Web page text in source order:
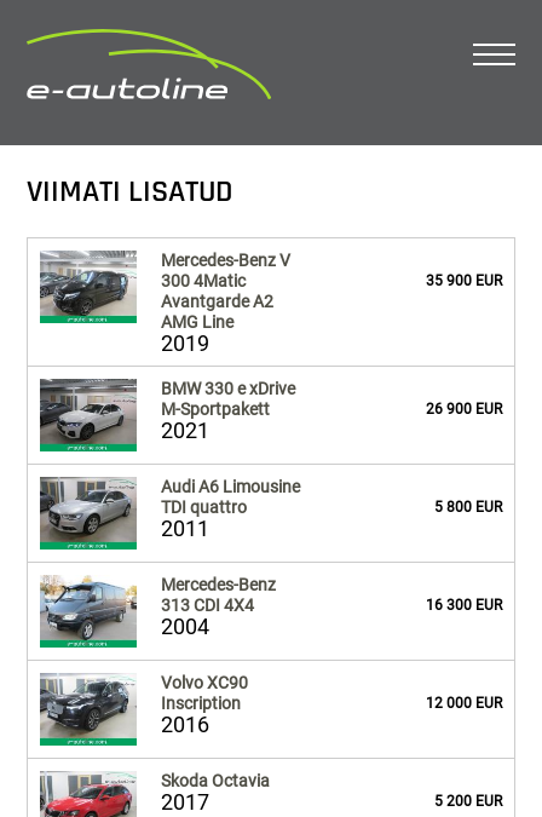
VIIMATI LISATUD
Mercedes-Benz V
300 4Matic
Avantgarde A2
AMG Line
2019
35 900 EUR
BMW 330 e xDrive
M-Sportpakett
2021
26 900 EUR
Audi A6 Limousine
TDI quattro
2011
5 800 EUR
Mercedes-Benz
313 CDI 4X4
2004
16 300 EUR
Volvo XC90
Inscription
2016
12 000 EUR
Skoda Octavia
2017 5 200 EUR